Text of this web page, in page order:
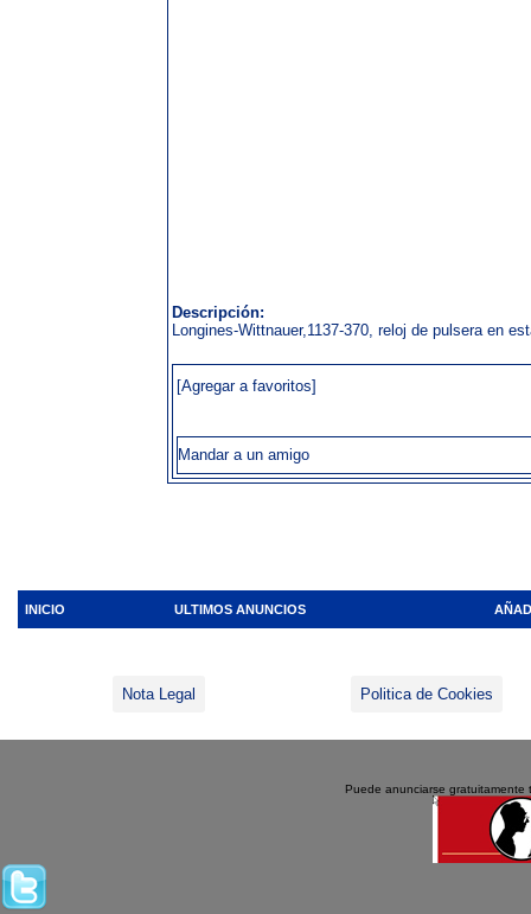
Descripción:
Longines-Wittnauer,1137-370, reloj de pulsera en
[Agregar a favoritos]
Mandar a un amigo
INICIO ULTIMOS ANUNCIOS
Nota Legal Politica de Cookies
Puede anunciarse